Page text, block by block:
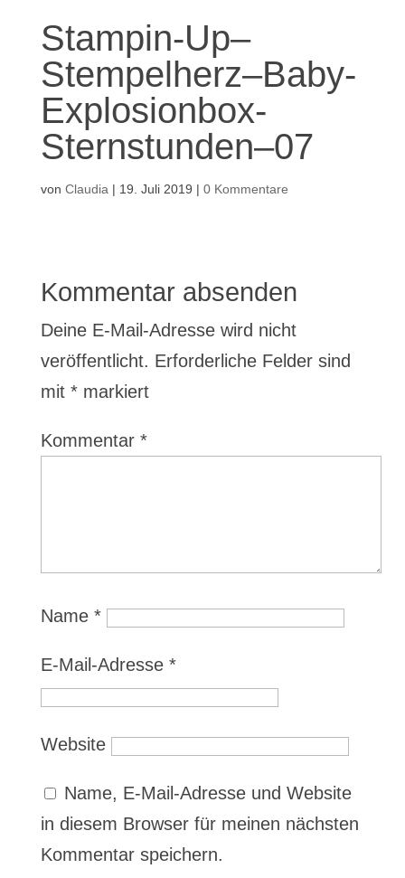
Stampin-Up–
Stempelherz–Baby-
Explosionbox-
Sternstunden–07
von Claudia | 19. Juli 2019 | 0 Kommentare
Kommentar absenden
Deine E-Mail-Adresse wird nicht
veröffentlicht. Erforderliche Felder sind
mit *markiert
Kommentar *
Name *
E-Mail-Adresse *
Website
Name, E-Mail-Adresse und Website
in diesem Browser für meinen nächsten
Kommentar speichern.